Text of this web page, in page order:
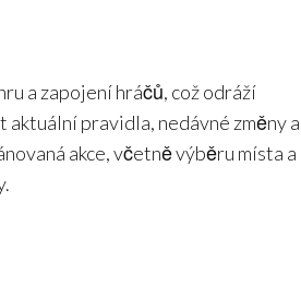
a zapojení hráčů, což odráží
pravidla, nedávné změny a
akce, včetně výběru místa a